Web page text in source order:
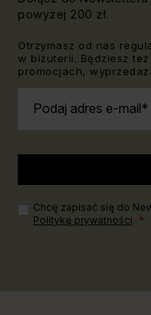
powyżej 200 zł.
Otrzymasz od nas
w biżuterii. Będziesz
promocjach,
Podaj adres e-mail
Chcę zapisać się do
Politykę prywatności.